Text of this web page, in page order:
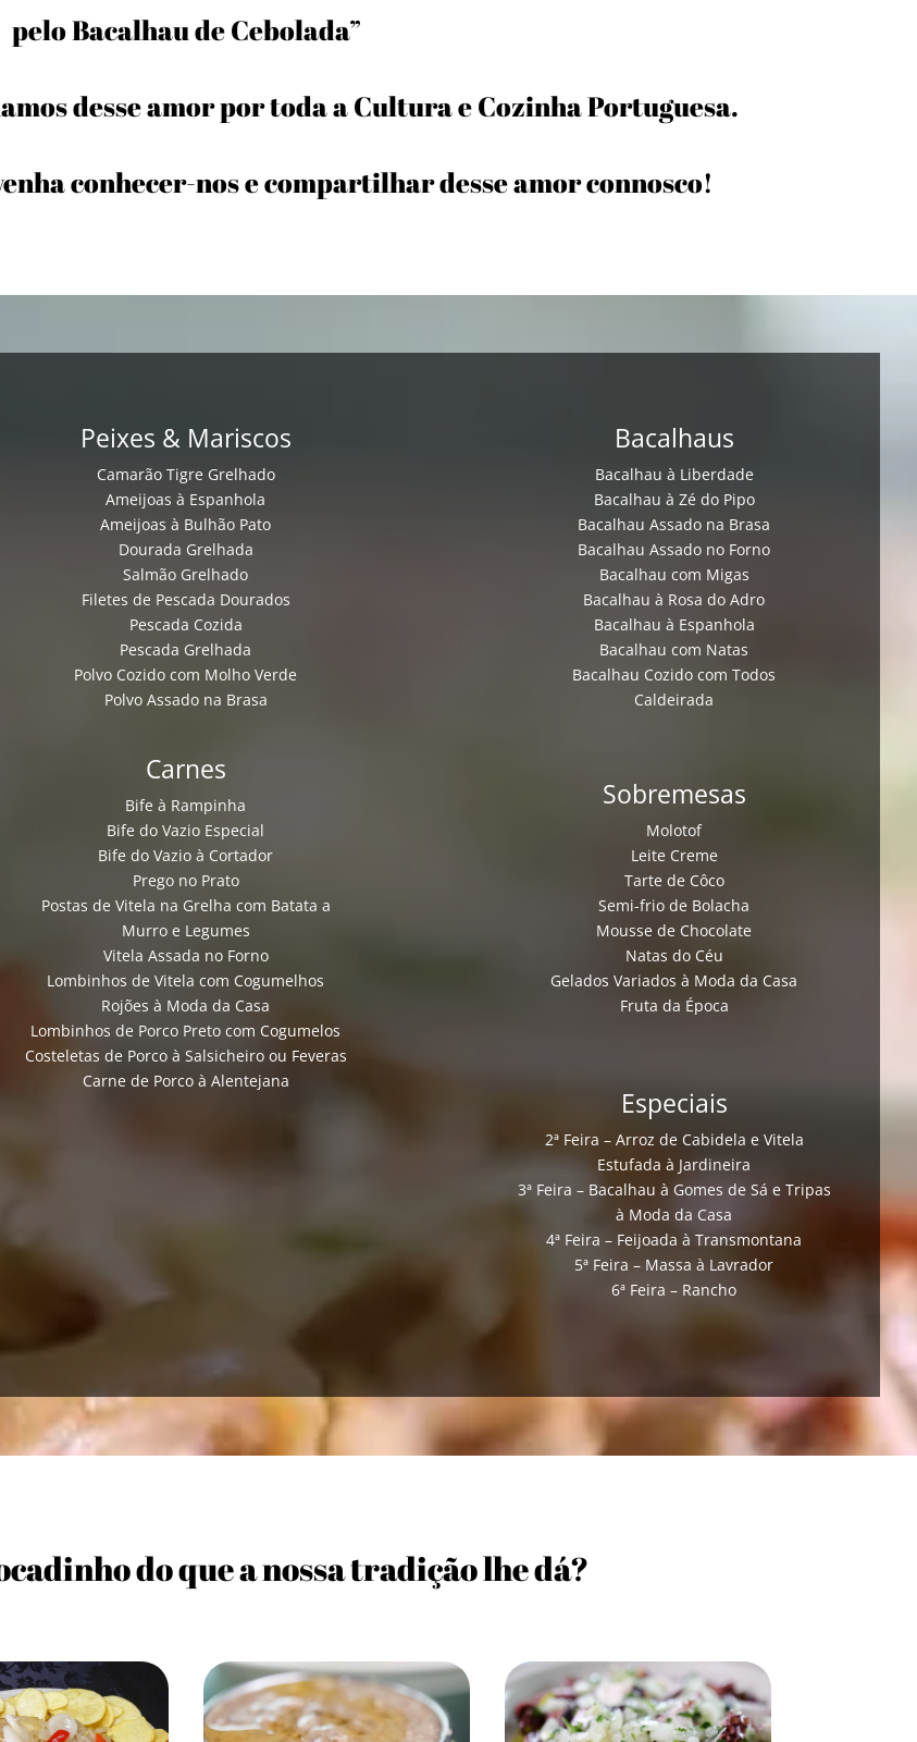
pelo Bacalhau de Cebolada”
desse amor por toda a Cultura e Cozinha Portuguesa.
conhecer-nos e compartilhar desse amor connosco!
Peixes & Mariscos
Camarão Tigre Grelhado
Ameijoas à Espanhola
Ameijoas à Bulhão Pato
Dourada Grelhada
Salmão Grelhado
Filetes de Pescada Dourados
Pescada Cozida
Pescada Grelhada
Polvo Cozido com Molho Verde
Polvo Assado na Brasa
Carnes
Bife à Rampinha
Bife do Vazio Especial
Bife do Vazio à Cortador
Prego no Prato
Postas de Vitela na Grelha com Batata a
Murro e Legumes
Vitela Assada no Forno
Lombinhos de Vitela com Cogumelhos
Rojões à Moda da Casa
Lombinhos de Porco Preto com Cogumelos
Costeletas de Porco à Salsicheiro ou Feveras
Carne de Porco à Alentejana
Bacalhaus
Bacalhau à Liberdade
Bacalhau à Zé do Pipo
Bacalhau Assado na Brasa
Bacalhau Assado no Forno
Bacalhau com Migas
Bacalhau à Rosa do Adro
Bacalhau à Espanhola
Bacalhau com Natas
Bacalhau Cozido com Todos
Caldeirada
Sobremesas
Molotof
Leite Creme
Tarte de Côco
Semi-frio de Bolacha
Mousse de Chocolate
Natas do Céu
Gelados Variados à Moda da Casa
Fruta da Época
Especiais
2ª Feira – Arroz de Cabidela e Vitela
Estufada à Jardineira
3ª Feira – Bacalhau à Gomes de Sá e Tripas
à Moda da Casa
4ª Feira – Feijoada à Transmontana
5ª Feira – Massa à Lavrador
6ª Feira – Rancho
do que a nossa tradição lhe dá?